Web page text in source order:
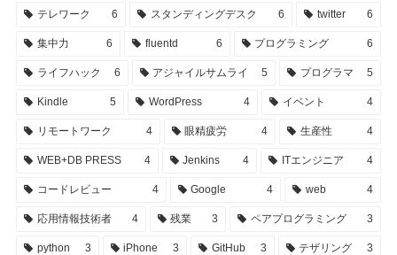
テレワーク 6 スタンディングデスク 6 twitter 6
集中力 6 fluentd 6 プログラミング 6
ライフハック 6 アジャイルサムライ 5 プログラマ 5
Kindle 5 WordPress 4 イベント 4
リモートワーク 4 眼精疲労 4 生産性 4
WEB+DB PRESS 4 Jenkins 4 ITエンジニア 4
コードレビュー 4 Google 4 web 4
応用情報技術者 4 残業 3 ペアプログラミング 3
python 3 iPhone 3 GitHub 3 テザリング 3